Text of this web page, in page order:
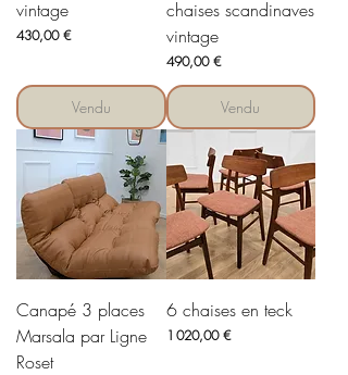
vintage
Prix
430,00 €
Vendu
chaises scandinaves
vintage
Prix
490,00 €
Vendu
Canapé 3 places
Marsala par Ligne
Roset
6 chaises en teck
Prix
1 020,00 €